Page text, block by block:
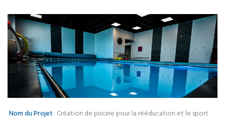
Nom du Projet Création de piscine pour la rééducation et le sport